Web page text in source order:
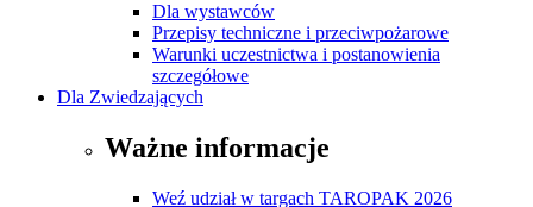
Dla wystawców
Przepisy techniczne i przeciwpożarowe
Warunki uczestnictwa i postanowienia
szczegółowe
Dla Zwiedzających
Ważne informacje
Weź udział w targach TAROPAK 2026